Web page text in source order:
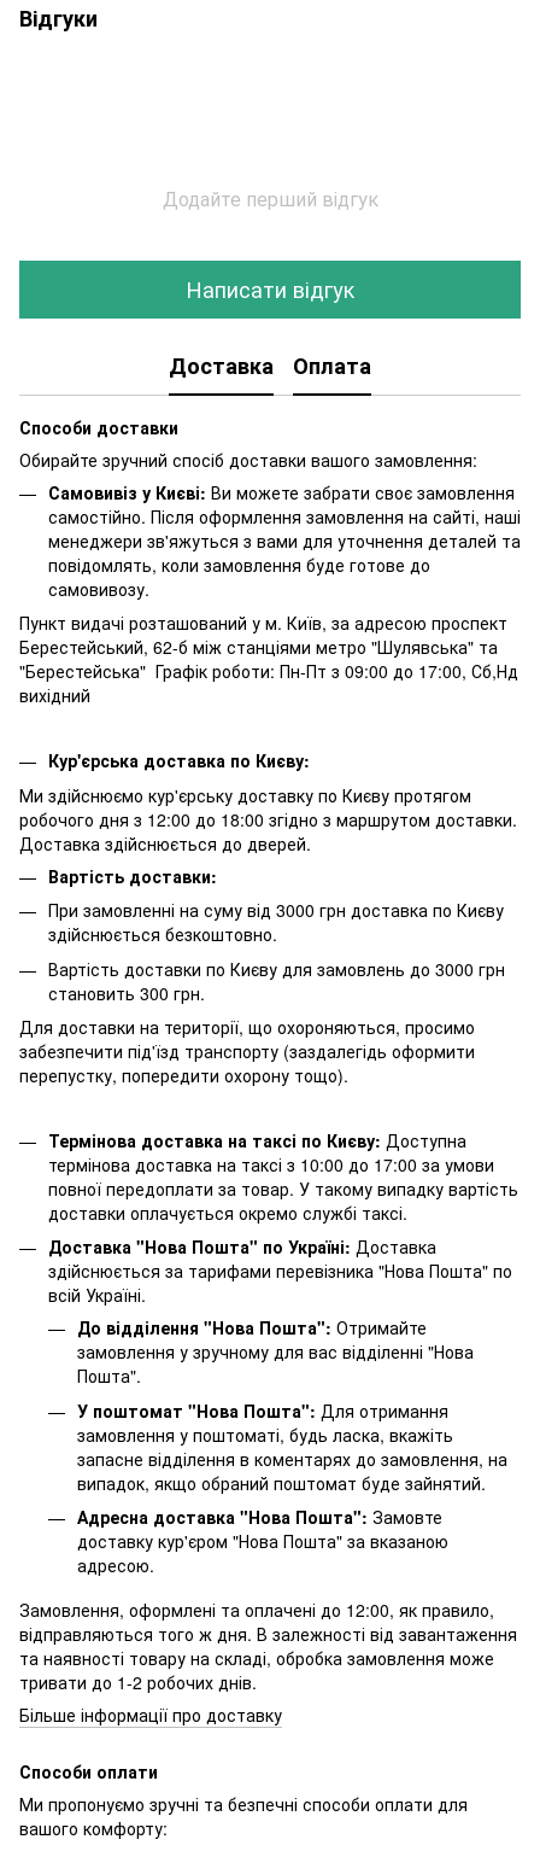
Відгуки
Додайте перший відгук
Написати відгук
Доставка Оплата
Способи доставки
Обирайте зручний спосіб доставки вашого замовлення:
Самовивіз у Києві: Ви можете забрати своє замовлення
самостійно. Після оформлення замовлення на сайті, наші
менеджери зв'яжуться з вами для уточнення деталей та
повідомлять, коли замовлення буде готове до
самовивозу.
Пункт видачі розташований у м. Київ, за адресою проспект
Берестейський, 62-б між станціями метро "Шулявська" та
"Берестейська" Графік роботи: Пн-Пт з 09:00 до 17:00, Сб,Нд
вихідний
Кур'єрська доставка по Києву:
Ми здійснюємо кур'єрську доставку по Києву протягом
робочого дня з 12:00 до 18:00 згідно з маршрутом доставки.
Доставка здійснюється до дверей.
Вартість доставки:
При замовленні на суму від 3000 грн доставка по Києву
здійснюється безкоштовно.
Вартість доставки по Києву для замовлень до 3000 грн
становить 300 грн.
Для доставки на території, що охороняються, просимо
забезпечити під'їзд транспорту (заздалегідь оформити
перепустку, попередити охорону тощо).
Термінова доставка на таксі по Києву: Доступна
термінова доставка на таксі з 10:00 до 17:00 за умови
повної передоплати за товар. У такому випадку вартість
доставки оплачується окремо службі таксі.
Доставка "Нова Пошта" по Україні: Доставка
здійснюється за тарифами перевізника "Нова Пошта" по
всій Україні.
До відділення "Нова Пошта": Отримайте
замовлення у зручному для вас відділенні "Нова
Пошта".
У поштомат "Нова Пошта": Для отримання
замовлення у поштоматі, будь ласка, вкажіть
запасне відділення в коментарях до замовлення, на
випадок, якщо обраний поштомат буде зайнятий.
Адресна доставка "Нова Пошта": Замовте
доставку кур'єром "Нова Пошта" за вказаною
адресою.
Замовлення, оформлені та оплачені до 12:00, як правило,
відправляються того ж дня. В залежності від завантаження
та наявності товару на складі, обробка замовлення може
тривати до 1-2 робочих днів.
Більше інформації про доставку
Способи оплати
Ми пропонуємо зручні та безпечні способи оплати для
вашого комфорту: